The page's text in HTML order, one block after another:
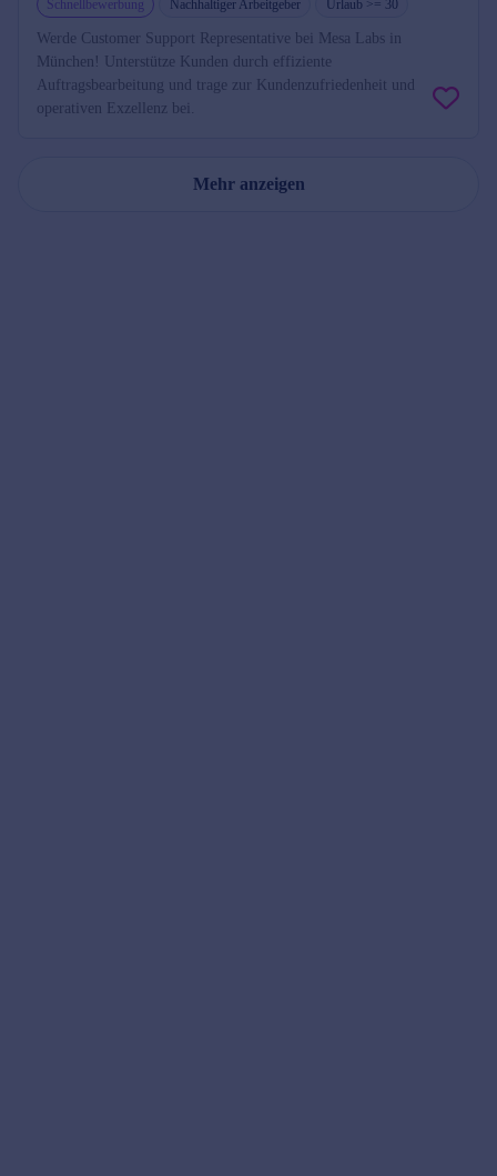
Schnellbewerbung Nachhaltiger Arbeitgeber Urlaub >= 30
Werde Customer Support Representative bei Mesa Labs in
München! Unterstütze Kunden durch effiziente
Auftragsbearbeitung und trage zur Kundenzufriedenheit und
operativen Exzellenz bei.
Mehr anzeigen